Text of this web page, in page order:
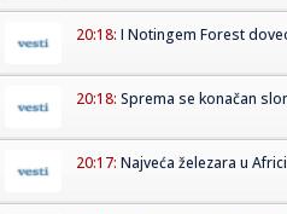
20:18: I Notingem Forest
20:18: Sprema se konačan
20:17: Najveća železara u